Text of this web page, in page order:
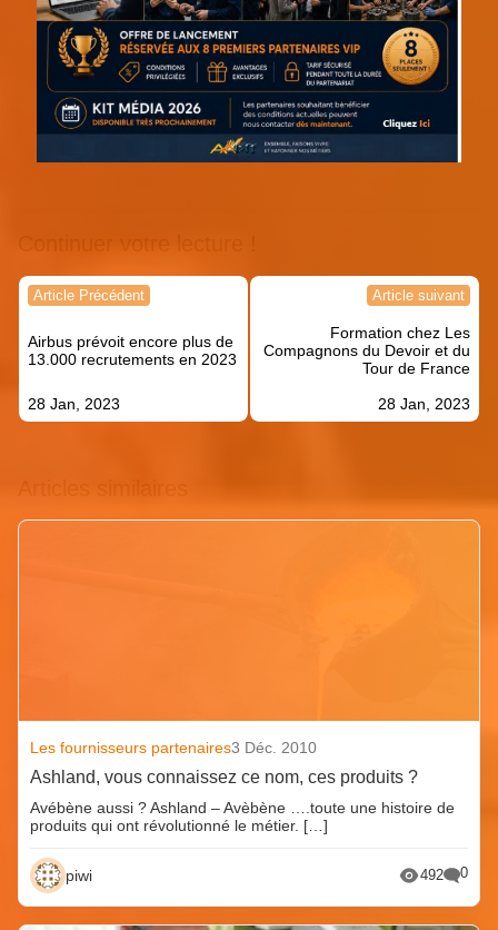
Navigation
l’article
Article Précédent
Airbus prévoit encore plus de
13.000 recrutements en 2023
28 Jan, 2023
Article suivant
Formation chez Les
Compagnons du Devoir et du
Tour de France
28 Jan, 2023
Les fournisseurs partenaires3 Déc. 2010
Ashland, vous connaissez ce nom, ces produits ?
Avébène aussi ? Ashland – Avèbène ….toute une histoire de
produits qui ont révolutionné le métier. […]
piwi 492 0